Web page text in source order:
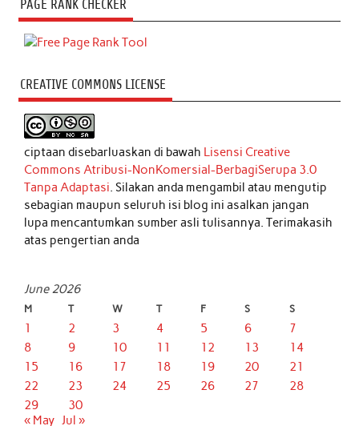
PAGE RANK CHECKER
CREATIVE COMMONS LICENSE
ciptaan disebarluaskan di bawah Lisensi Creative
Commons Atribusi-NonKomersial-BerbagiSerupa 3.0
Tanpa Adaptasi. Silakan anda mengambil atau mengutip
sebagian maupun seluruh isi blog ini asalkan jangan
lupa mencantumkan sumber asli tulisannya. Terimakasih
atas pengertian anda
June 2026
M T W T F S S
1 2 3 4 5 6
7
8
9 10 11 12 13
14
15
16 17 18 19 20
21
22
23 24 25 26 27
28
29
30
« May Jul »